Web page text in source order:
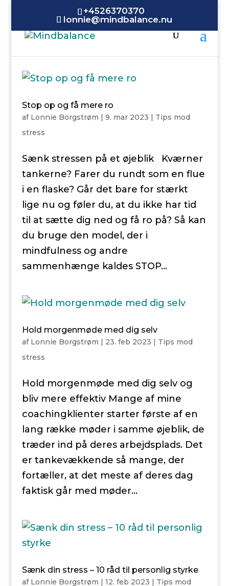
+4526370370
lonnie@mindbalance.nu
Stop op og få mere ro
af Lonnie Borgstrøm | 9. mar 2023 | Tips mod
stress
Sænk stressen på et øjeblik Kværner
tankerne? Farer du rundt som en flue
i en flaske? Går det bare for stærkt
lige nu og føler du, at du ikke har tid
til at sætte dig ned og få ro på? Så kan
du bruge den model, der i
mindfulness og andre
sammenhænge kaldes STOP...
Hold morgenmøde med dig selv
af Lonnie Borgstrøm | 23. feb 2023 | Tips mod
stress
Hold morgenmøde med dig selv og
bliv mere effektiv Mange af mine
coachingklienter starter første af en
lang række møder i samme øjeblik, de
træder ind på deres arbejdsplads. Det
er tankevækkende så mange, der
fortæller, at det meste af deres dag
faktisk går med møder...
Sænk din stress – 10 råd til personlig styrke
af Lonnie Borgstrøm | 12. feb 2023 | Tips mod